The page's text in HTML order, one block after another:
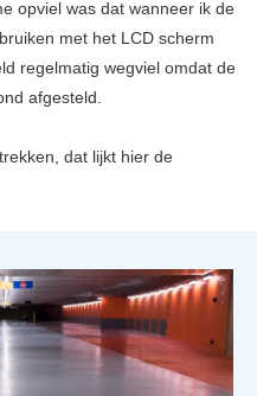
opviel was dat wanneer ik de
met het LCD scherm
regelmatig wegviel omdat de
afgesteld.
dat lijkt hier de